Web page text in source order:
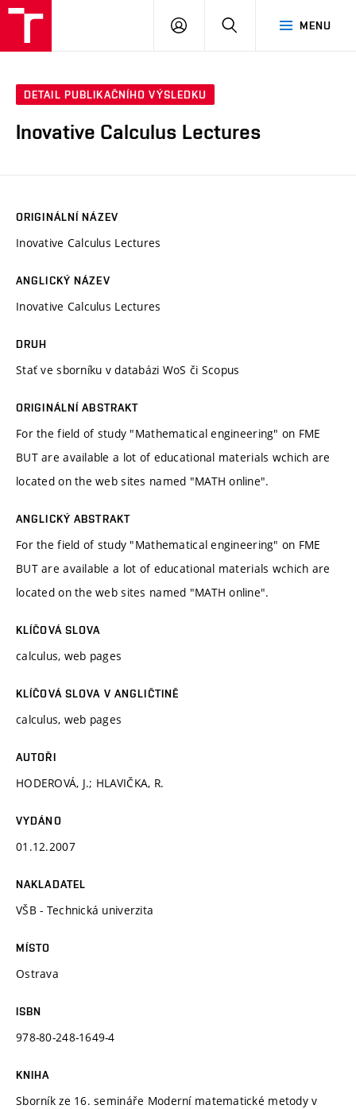
MENU
PŘIHLÁSIT
DETAIL PUBLIKAČNÍHO VÝSLEDKU
Inovative Calculus Lectures
ORIGINÁLNÍ NÁZEV
Inovative Calculus Lectures
ANGLICKÝ NÁZEV
Inovative Calculus Lectures
DRUH
Stať ve sborníku v databázi WoS či Scopus
ORIGINÁLNÍ ABSTRAKT
For the field of study "Mathematical engineering" on FME
BUT are available a lot of educational materials wchich are
located on the web sites named "MATH online".
ANGLICKÝ ABSTRAKT
For the field of study "Mathematical engineering" on FME
BUT are available a lot of educational materials wchich are
located on the web sites named "MATH online".
KLÍČOVÁ SLOVA
calculus, web pages
KLÍČOVÁ SLOVA V ANGLIČTINĚ
calculus, web pages
AUTOŘI
HODEROVÁ, J.; HLAVIČKA, R.
VYDÁNO
01.12.2007
NAKLADATEL
VŠB - Technická univerzita
MÍSTO
Ostrava
ISBN
978-80-248-1649-4
KNIHA
Sborník ze 16. semináře Moderní matematické metody v